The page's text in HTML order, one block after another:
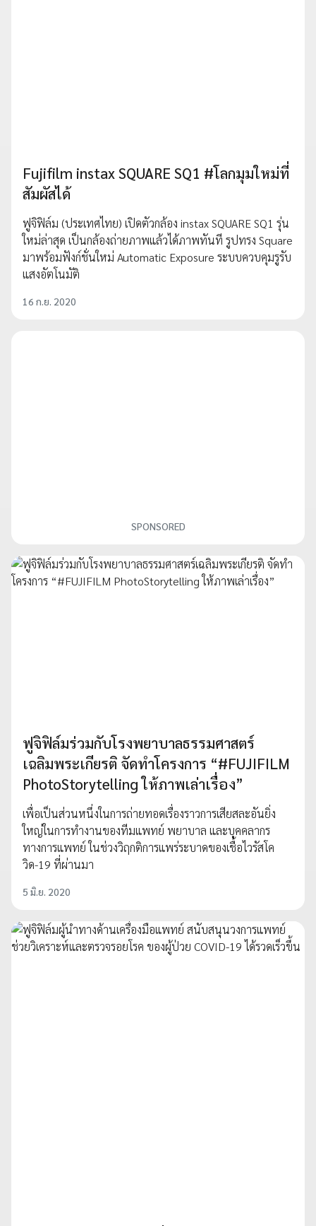
Fujifilm instax SQUARE SQ1 #โลกมุมใหม่ที่
สัมผัสได้
ฟูจิฟิล์ม (ประเทศไทย) เปิดตัวกล้อง instax SQUARE SQ1 รุ่น
ใหม่ล่าสุด เป็นกล้องถ่ายภาพแล้วได้ภาพทันที รูปทรง Square
มาพร้อมฟังก์ชั่นใหม่ Automatic Exposure ระบบควบคุมรูรับ
แสงอัตโนมัติ
16 ก.ย. 2020
SPONSORED
ฟูจิฟิล์มร่วมกับโรงพยาบาลธรรมศาสตร์
เฉลิมพระเกียรติ จัดทำโครงการ “#FUJIFILM
PhotoStorytelling ให้ภาพเล่าเรื่อง”
เพื่อเป็นส่วนหนึ่งในการถ่ายทอดเรื่องราวการเสียสละอันยิ่ง
ใหญ่ในการทำงานของทีมแพทย์ พยาบาล และบุคคลากร
ทางการแพทย์ ในช่วงวิฤกติการแพร่ระบาดของเชื้อไวรัสโค
วิด-19 ที่ผ่านมา
5 มิ.ย. 2020